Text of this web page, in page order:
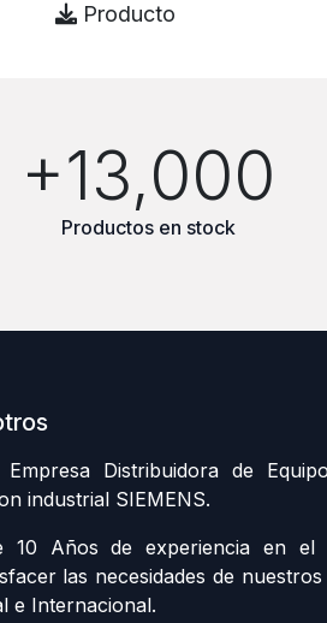
Producto
+13,000
Productos en stock
Distribuidora de
industrial SIEMENS.
10 Años de experiencia en el
las necesidades de
e Internacional.